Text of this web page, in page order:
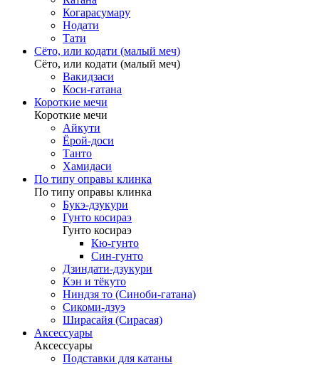
Когарасумару
Нодати
Тати
Сёто, или кодати (малый меч)
Сёто, или кодати (малый меч)
Вакидзаси
Коси-гатана
Короткие мечи
Короткие мечи
Айкути
Ёрой-доси
Танто
Хамидаси
По типу оправы клинка
По типу оправы клинка
Букэ-дзукури
Гунто косираэ
Гунто косираэ
Кю-гунто
Син-гунто
Дзиндати-дзукури
Кэн и тёкуто
Ниндзя то (Синоби-гатана)
Сикоми-дзуэ
Ширасайя (Сирасая)
Аксессуары
Аксессуары
Подставки для катаны